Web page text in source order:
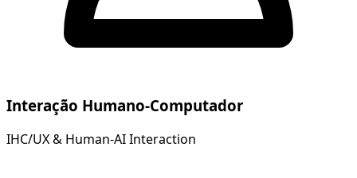
Interação Humano-Computador
IHC/UX & Human-AI Interaction